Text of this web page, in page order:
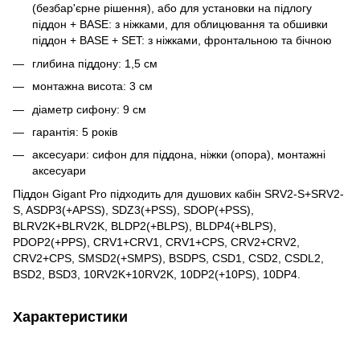
(безбар'єрне рішення), або для установки на підлогу
піддон + BASE: з ніжками, для облицювання та обшивки
піддон + BASE + SET: з ніжками, фронтальною та бічною
глибина піддону: 1,5 см
монтажна висота: 3 см
діаметр сифону: 9 см
гарантія: 5 років
аксесуари: сифон для піддона, ніжки (опора), монтажні
аксесуари
Піддон Gigant Pro підходить для душових кабін SRV2-S+SRV2-
S, ASDP3(+APSS), SDZ3(+PSS), SDOP(+PSS),
BLRV2K+BLRV2K, BLDP2(+BLPS), BLDP4(+BLPS),
PDOP2(+PPS), CRV1+CRV1, CRV1+CPS, CRV2+CRV2,
CRV2+CPS, SMSD2(+SMPS), BSDPS, CSD1, CSD2, CSDL2,
BSD2, BSD3, 10RV2K+10RV2K, 10DP2(+10PS), 10DP4.
Характеристики